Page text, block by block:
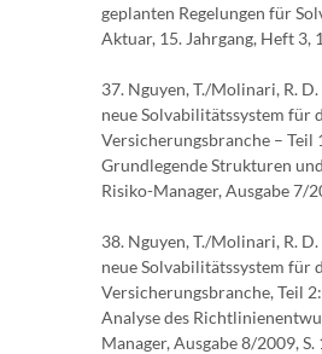
geplanten Regelungen für
Aktuar, 15. Jahrgang, Heft 3,
37. Nguyen, T./Molinari, R.
neue Solvabilitätssystem für
Versicherungsbranche – Teil
Grundlegende Strukturen
Risiko-Manager, Ausgabe 7/
38. Nguyen, T./Molinari, R.
neue Solvabilitätssystem für
Versicherungsbranche, Teil
Analyse des
Manager, Ausgabe 8/2009, S.